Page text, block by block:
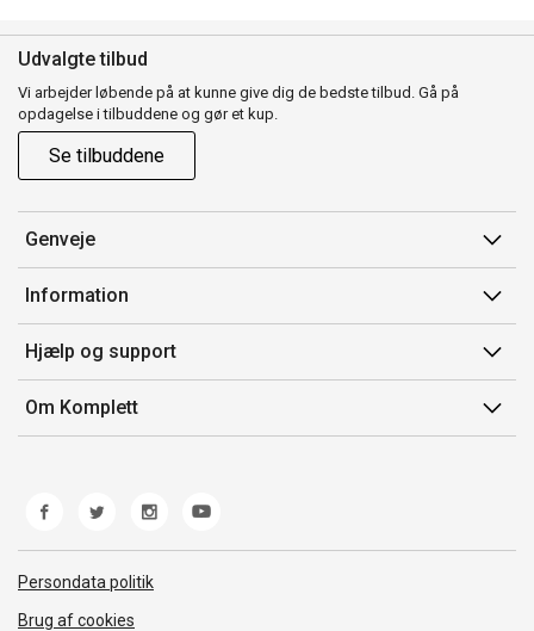
Udvalgte tilbud
Vi arbejder løbende på at kunne give dig de bedste tilbud. Gå på
opdagelse i tilbuddene og gør et kup.
Se tilbuddene
Genveje
Min side
Ordrehistorik
Gavekort
Information
Salgsbetingelser
Mærker/producent
Fortrydelsesret
Hjælp og support
Kontakt os
Kundeservice
Fejl/Mangler
Fragt og levering
Om Komplett
Persondata politik
Brug af cookies